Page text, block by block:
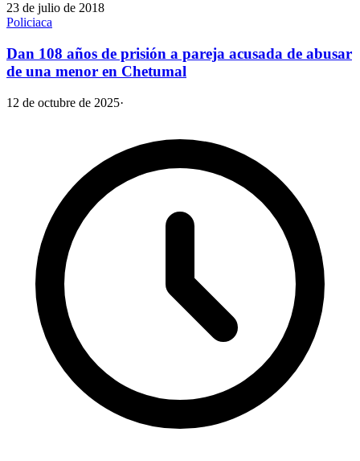
23 de julio de 2018
Policiaca
Dan 108 años de prisión a pareja acusada de abusar
de una menor en Chetumal
12 de octubre de 2025·